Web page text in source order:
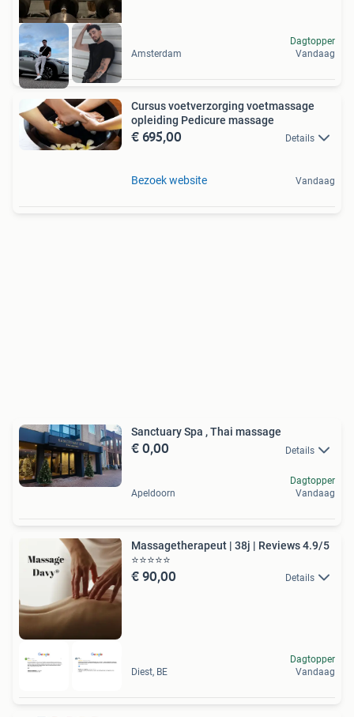
Amsterdam
Dagtopper
Vandaag
Cursus voetverzorging voetmassage
opleiding Pedicure massage
€ 695,00 Details
Bezoek website Vandaag
Sanctuary Spa , Thai massage
€ 0,00 Details
Apeldoorn
Dagtopper
Vandaag
Massagetherapeut | 38j | Reviews 4.9/5
⭐️⭐️⭐️⭐️⭐️ ️️️️️
€ 90,00 Details
Diest, BE
Dagtopper
Vandaag